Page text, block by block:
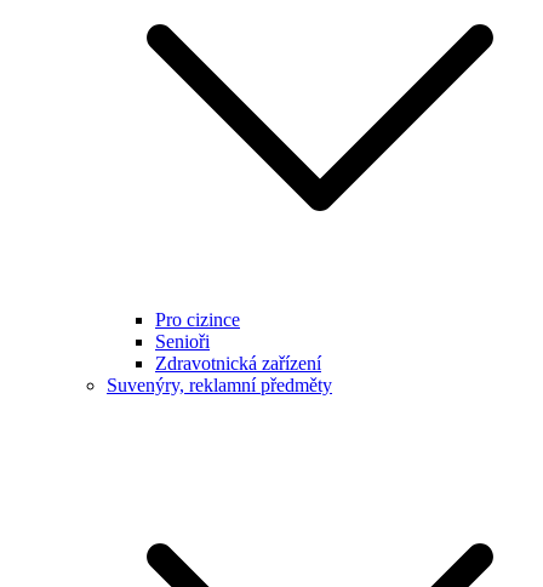
Pro cizince
Senioři
Zdravotnická zařízení
Suvenýry, reklamní předměty